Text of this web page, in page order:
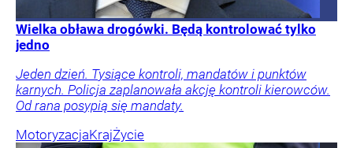
Wielka obława drogówki. Będą kontrolować tylko
jedno
Jeden dzień. Tysiące kontroli, mandatów i punktów
karnych. Policja zaplanowała akcję kontroli kierowców.
Od rana posypią się mandaty.
MotoryzacjaKrajŻycie